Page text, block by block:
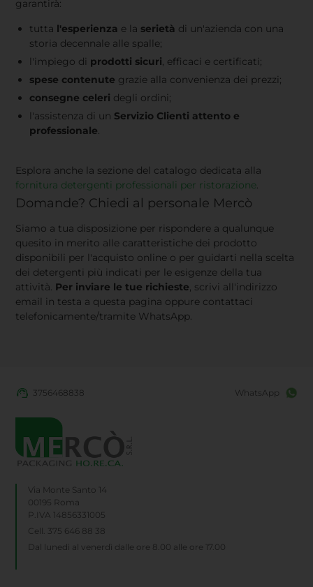
garantirà:
tutta l'esperienza e la serietà di un'azienda con una
storia decennale alle spalle;
l'impiego di prodotti sicuri, efficaci e certificati;
spese contenute grazie alla convenienza dei prezzi;
consegne celeri degli ordini;
l'assistenza di un Servizio Clienti attento e
professionale.
Esplora anche la sezione del catalogo dedicata alla
fornitura detergenti professionali per ristorazione.
Domande? Chiedi al personale Mercò
Siamo a tua disposizione per rispondere a qualunque
quesito in merito alle caratteristiche dei prodotto
disponibili per l'acquisto online o per guidarti nella scelta
dei detergenti più indicati per le esigenze della tua
attività. Per inviare le tue richieste, scrivi all'indirizzo
email in testa a questa pagina oppure contattaci
telefonicamente/tramite WhatsApp.
3756468838 WhatsApp
Via Monte Santo 14
00195 Roma
P.IVA 14856331005
Cell. 375 646 88 38
Dal lunedì al venerdì dalle ore 8.00 alle ore 17.00